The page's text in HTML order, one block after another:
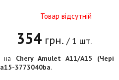
Товар відсутній
354 грн. / 1 шт.
на Chery Amulet A11/A15 (Чері
a15-3773040ba.